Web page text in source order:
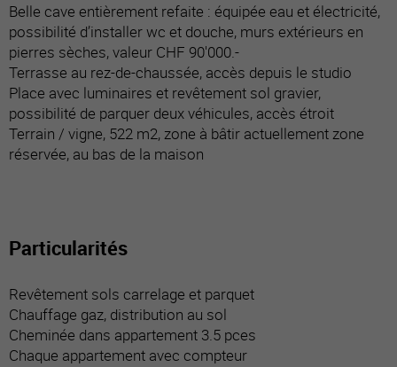
Belle cave entièrement refaite : équipée eau et électricité,
possibilité d’installer wc et douche, murs extérieurs en
pierres sèches, valeur CHF 90'000.-
Terrasse au rez-de-chaussée, accès depuis le studio
Place avec luminaires et revêtement sol gravier,
possibilité de parquer deux véhicules, accès étroit
Terrain / vigne, 522 m2, zone à bâtir actuellement zone
réservée, au bas de la maison
Particularités
Revêtement sols carrelage et parquet
Chauffage gaz, distribution au sol
Cheminée dans appartement 3.5 pces
Chaque appartement avec compteur